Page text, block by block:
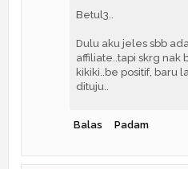
Betul3..
Dulu aku jeles sbb
affiliate..tapi skrg nak
kikiki..be positif, baru
dituju..
Balas Padam